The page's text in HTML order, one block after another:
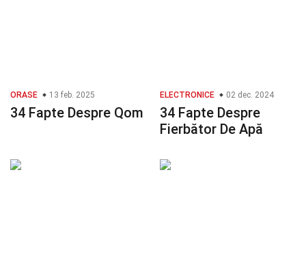
ORASE 13 feb. 2025
34 Fapte Despre Qom
ELECTRONICE 02 dec. 2024
34 Fapte Despre
Fierbător De Apă